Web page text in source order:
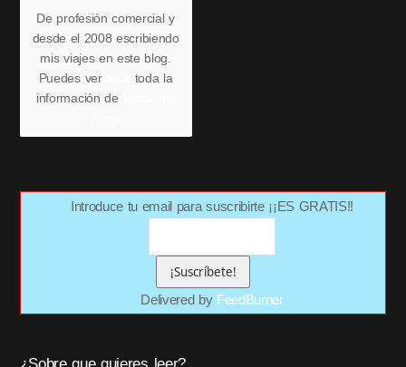
De profesión comercial y
desde el 2008 escribiendo
mis viajes en este blog.
Puedes ver
toda la
información de
Introduce tu email para suscribirte ¡¡ES GRATIS!!
Delivered by FeedBurner
¿Sobre que quieres leer?